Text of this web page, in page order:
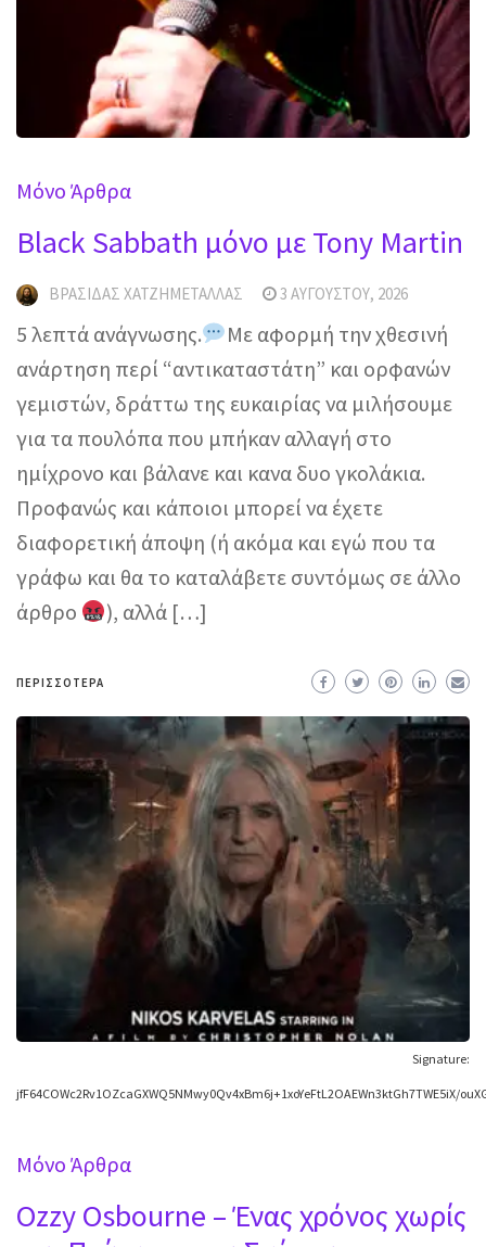
Mόνο Άρθρα
Black Sabbath μόνο με Tony Martin
ΒΡΑΣΊΔΑΣ ΧΑΤΖΗΜΕΤΑΛΛΆΣ 3 ΑΥΓΟΎΣΤΟΥ, 2026
5 λεπτά ανάγνωσης.
Με αφορμή την χθεσινή
ανάρτηση περί “αντικαταστάτη” και ορφανών
γεμιστών, δράττω της ευκαιρίας να μιλήσουμε
για τα πουλόπα που μπήκαν αλλαγή στο
ημίχρονο και βάλανε και κανα δυο γκολάκια.
Προφανώς και κάποιοι μπορεί να έχετε
διαφορετική άποψη (ή ακόμα και εγώ που τα
γράφω και θα το καταλάβετε συντόμως σε άλλο
άρθρο
), αλλά […]
ΠΕΡΙΣΣΌΤΕΡΑ
Signature:
jfF64COWc2Rv1OZcaGXWQ5NMwy0Qv4xBm6j+1xoYeFtL2OAEWn3ktGh7TWE5iX/
Mόνο Άρθρα
Ozzy Osbourne – Ένας χρόνος χωρίς